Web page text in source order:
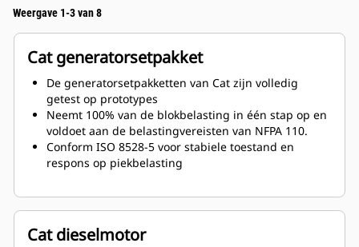
Weergave 1-3 van 8
Cat generatorsetpakket
De generatorsetpakketten van Cat zijn volledig
getest op prototypes
Neemt 100% van de blokbelasting in één stap op en
voldoet aan de belastingvereisten van NFPA 110.
Conform ISO 8528-5 voor stabiele toestand en
respons op piekbelasting
Cat dieselmotor